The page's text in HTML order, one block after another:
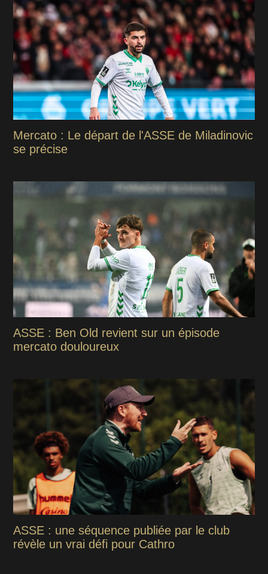
Mercato : Le départ de l'ASSE de Miladinovic
se précise
ASSE : Ben Old revient sur un épisode
mercato douloureux
ASSE : une séquence publiée par le club
révèle un vrai défi pour Cathro